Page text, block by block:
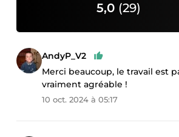
5,0 (29)
AndyP_V2
Merci beaucoup, le travail est
vraiment agréable !
10 oct. 2024 à 05:17